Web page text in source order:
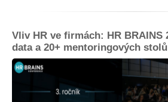
Vliv HR ve firmách: HR BRAINS
data a 20+ mentoringových stolů